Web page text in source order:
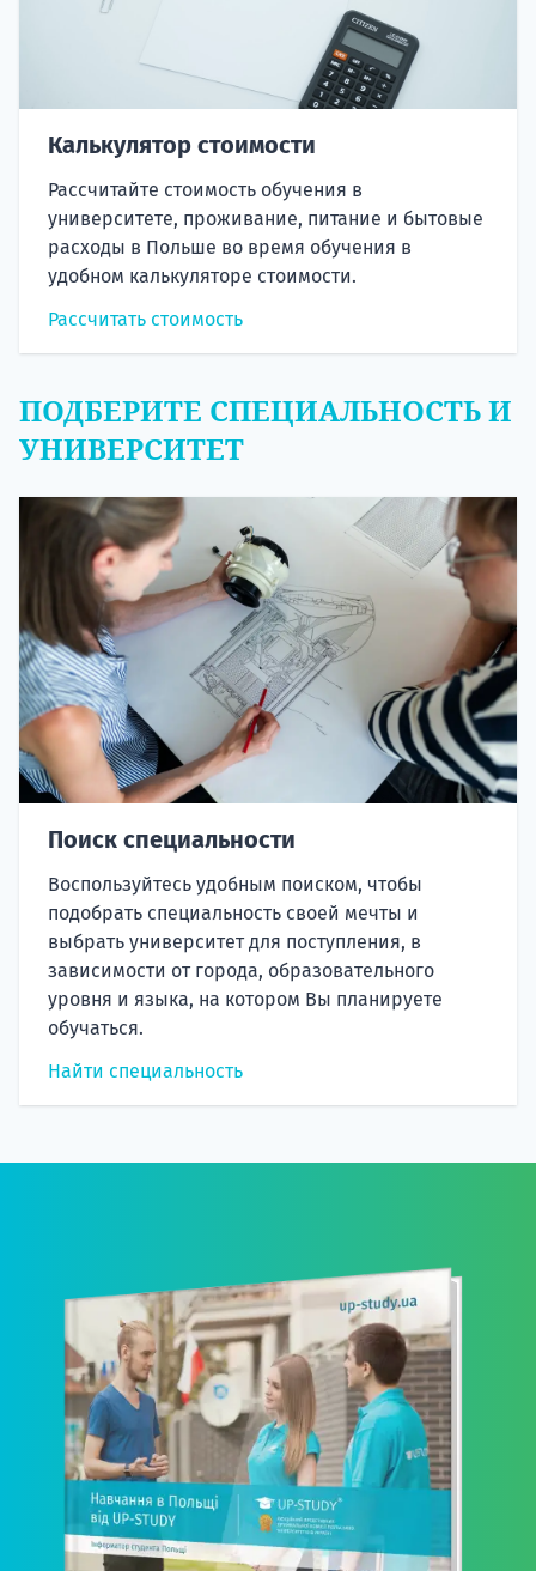
Калькулятор стоимости
Рассчитайте стоимость обучения в
университете, проживание, питание и бытовые
расходы в Польше во время обучения в
удобном калькуляторе стоимости.
Рассчитать стоимость
ПОДБЕРИТЕ СПЕЦИАЛЬНОСТЬ И
УНИВЕРСИТЕТ
Поиск специальности
Воспользуйтесь удобным поиском, чтобы
подобрать специальность своей мечты и
выбрать университет для поступления, в
зависимости от города, образовательного
уровня и языка, на котором Вы планируете
обучаться.
Найти специальность